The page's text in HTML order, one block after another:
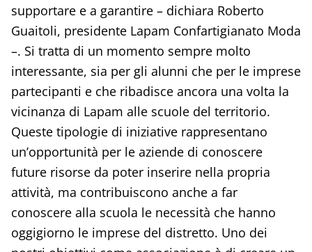
supportare e a garantire – dichiara Roberto
Guaitoli, presidente Lapam Confartigianato Moda
–. Si tratta di un momento sempre molto
interessante, sia per gli alunni che per le imprese
partecipanti e che ribadisce ancora una volta la
vicinanza di Lapam alle scuole del territorio.
Queste tipologie di iniziative rappresentano
un’opportunità per le aziende di conoscere
future risorse da poter inserire nella propria
attività, ma contribuiscono anche a far
conoscere alla scuola le necessità che hanno
oggigiorno le imprese del distretto. Uno dei